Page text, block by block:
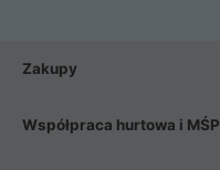
Zakupy
Współpraca hurtowa i MŚP